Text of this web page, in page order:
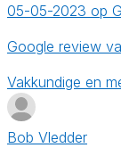
05-05-2023 op
Google review
Vakkundige en
Bob Vledder